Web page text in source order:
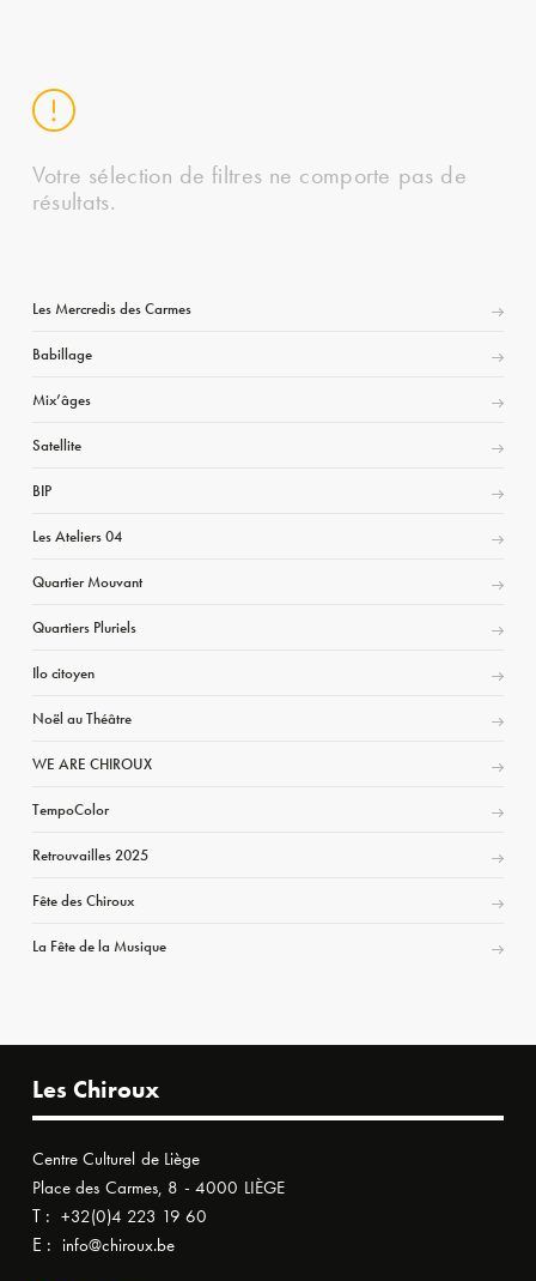
Votre sélection de filtres ne comporte pas de
résultats.
Les Mercredis des Carmes
Babillage
Mix’âges
Satellite
BIP
Les Ateliers 04
Quartier Mouvant
Quartiers Pluriels
Ilo citoyen
Noël au Théâtre
WE ARE CHIROUX
TempoColor
Retrouvailles 2025
Fête des Chiroux
La Fête de la Musique
Les Chiroux
Centre Culturel de Liège
Place des Carmes, 8 - 4000 LIÈGE
T : +32(0)4 223 19 60
E : info@chiroux.be